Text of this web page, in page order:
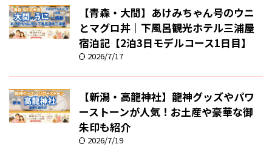
【青森・大間】あけみちゃん号のウニ
とマグロ丼｜下風呂観光ホテル三浦屋
宿泊記【2泊3日モデルコース1日目】
2026/7/17
【新潟・高龍神社】龍神グッズやパワ
ーストーンが人気！お土産や豪華な御
朱印も紹介
2026/7/19